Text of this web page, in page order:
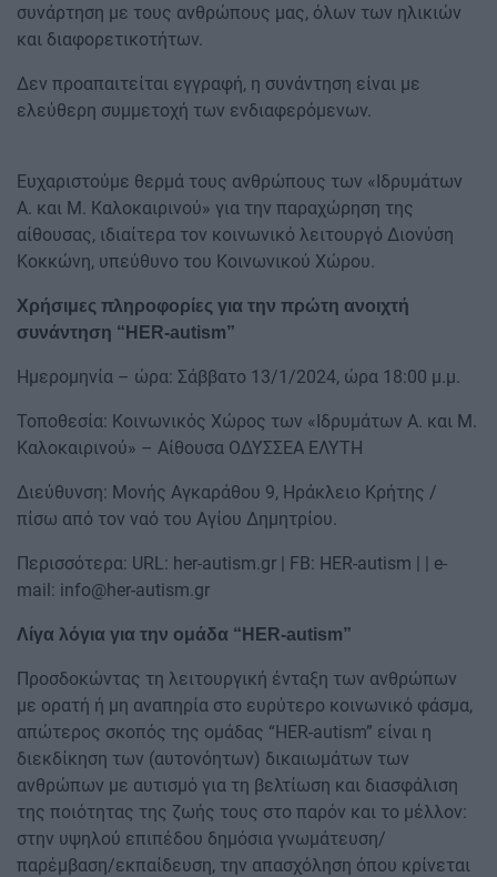
συνάρτηση με τους ανθρώπους μας, όλων των ηλικιών
και διαφορετικοτήτων.
Δεν προαπαιτείται εγγραφή, η συνάντηση είναι με
ελεύθερη συμμετοχή των ενδιαφερόμενων.
Ευχαριστούμε θερμά τους ανθρώπους των «Ιδρυμάτων
Α. και Μ. Καλοκαιρινού» για την παραχώρηση της
αίθουσας, ιδιαίτερα τον κοινωνικό λειτουργό Διονύση
Κοκκώνη, υπεύθυνο του Κοινωνικού Χώρου.
Χρήσιμες πληροφορίες για την πρώτη ανοιχτή
συνάντηση “HER-autism”
Ημερομηνία – ώρα: Σάββατο 13/1/2024, ώρα 18:00 μ.μ.
Τοποθεσία: Κοινωνικός Χώρος των «Ιδρυμάτων Α. και Μ.
Καλοκαιρινού» – Αίθουσα ΟΔΥΣΣΕΑ ΕΛΥΤΗ
Διεύθυνση: Μονής Αγκαράθου 9, Ηράκλειο Κρήτης /
πίσω από τον ναό του Αγίου Δημητρίου.
Περισσότερα: URL: her-autism.gr | FB: HER-autism | | e-
mail: info@her-autism.gr
Λίγα λόγια για την ομάδα “HER-autism”
Προσδοκώντας τη λειτουργική ένταξη των ανθρώπων
με ορατή ή μη αναπηρία στο ευρύτερο κοινωνικό φάσμα,
απώτερος σκοπός της ομάδας “HER-autism” είναι η
διεκδίκηση των (αυτονόητων) δικαιωμάτων των
ανθρώπων με αυτισμό για τη βελτίωση και διασφάλιση
της ποιότητας της ζωής τους στο παρόν και το μέλλον:
στην υψηλού επιπέδου δημόσια γνωμάτευση/
παρέμβαση/εκπαίδευση, την απασχόληση όπου κρίνεται